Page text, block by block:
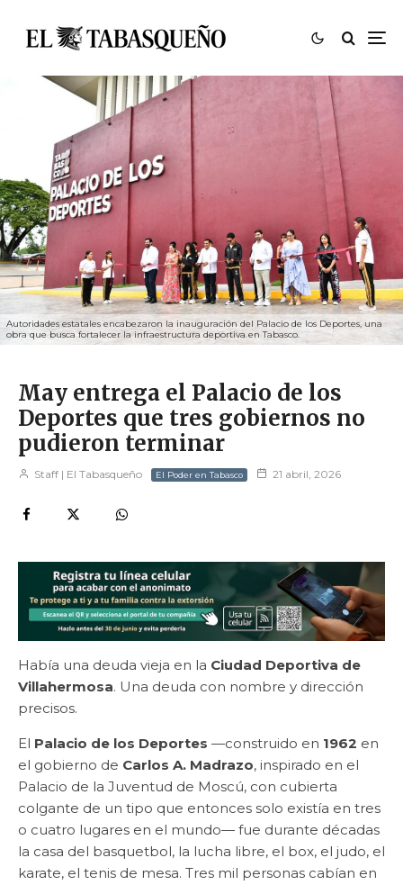
Autoridades estatales encabezaron la inauguración del Palacio de los Deportes, una
obra que busca fortalecer la infraestructura deportiva en Tabasco.
May entrega el Palacio de los
Deportes que tres gobiernos no
pudieron terminar
Staff | El Tabasqueño El Poder en Tabasco 21 abril, 2026
Había una deuda vieja en la Ciudad Deportiva de
Villahermosa. Una deuda con nombre y dirección
precisos.
El Palacio de los Deportes —construido en 1962 en
el gobierno de Carlos A. Madrazo, inspirado en el
Palacio de la Juventud de Moscú, con cubierta
colgante de un tipo que entonces solo existía en tres
o cuatro lugares en el mundo— fue durante décadas
la casa del basquetbol, la lucha libre, el box, el judo, el
karate, el tenis de mesa. Tres mil personas cabían en